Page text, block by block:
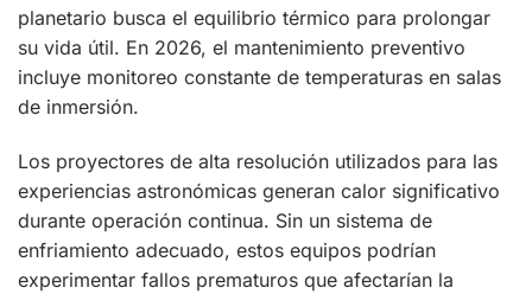
planetario busca el equilibrio térmico para prolongar
su vida útil. En 2026, el mantenimiento preventivo
incluye monitoreo constante de temperaturas en salas
de inmersión.
Los proyectores de alta resolución utilizados para las
experiencias astronómicas generan calor significativo
durante operación continua. Sin un sistema de
enfriamiento adecuado, estos equipos podrían
experimentar fallos prematuros que afectarían la